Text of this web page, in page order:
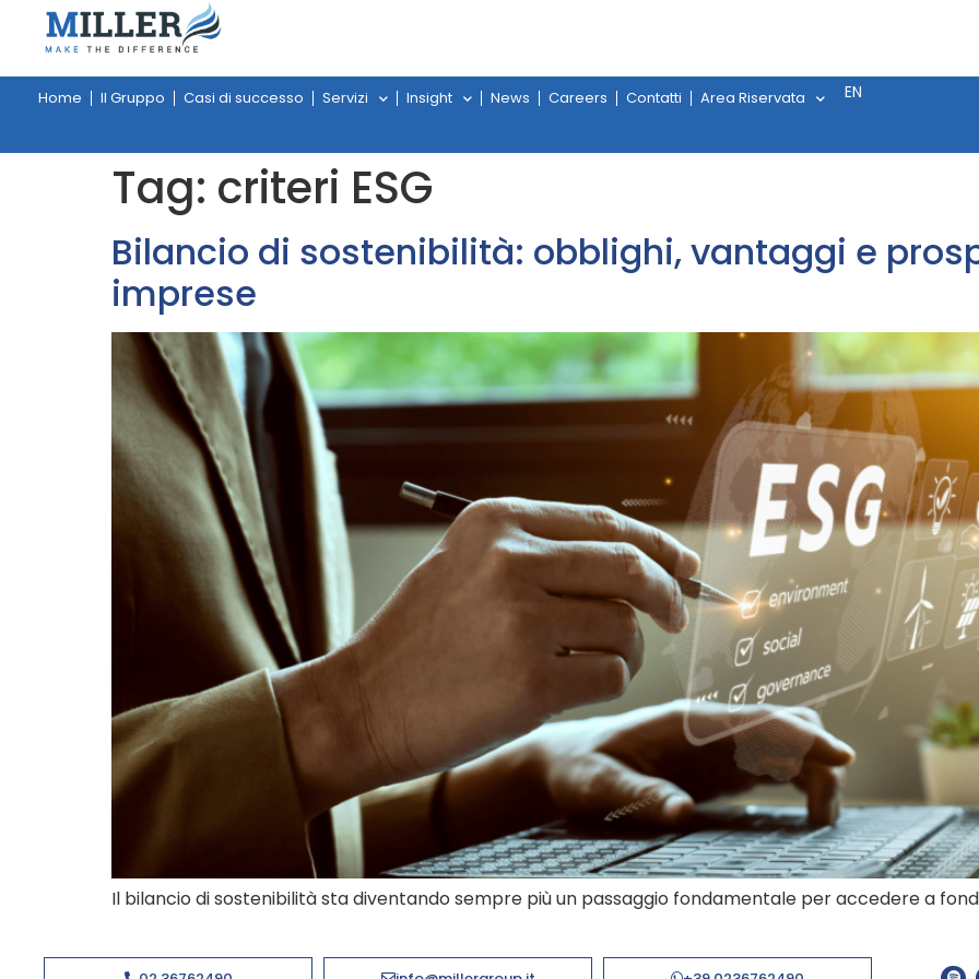
Home Il Gruppo Casi di successo Servizi Insight News Careers Contatti Area Riservata EN
Tag: criteri ESG
Bilancio di sostenibilità: obblighi, vantaggi e
imprese
Il bilancio di sostenibilità sta diventando sempre più un passaggio fondamentale per accedere a